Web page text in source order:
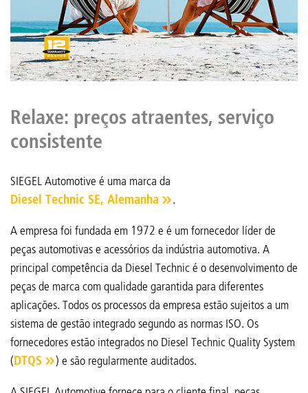
Relaxe: preços atraentes, serviço
consistente
SIEGEL Automotive é uma marca da
Diesel Technic SE, Alemanha
.
A empresa foi fundada em 1972 e é um fornecedor líder de
peças automotivas e acessórios da indústria automotiva. A
principal competência da Diesel Technic é o desenvolvimento de
peças de marca com qualidade garantida para diferentes
aplicações. Todos os processos da empresa estão sujeitos a um
sistema de gestão integrado segundo as normas ISO. Os
fornecedores estão integrados no Diesel Technic Quality System
(DTQS ) e são regularmente auditados.